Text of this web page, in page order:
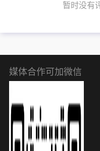
暂时没有
媒体合作可加微信